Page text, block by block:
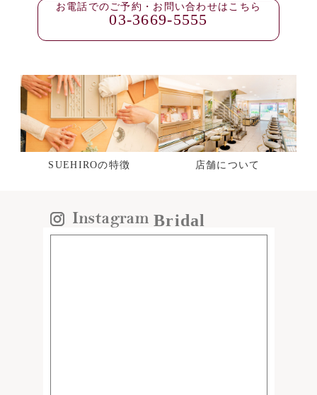
お電話でのご予約・お問い合わせはこちら
03-3669-5555
SUEHIROの特徴 店舗について
Bridal